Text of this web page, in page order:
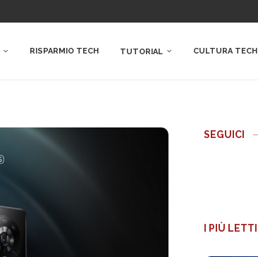
RISPARMIO TECH TUTORIAL CULTURA TECH
SEGUICI
I PIÙ LETTI